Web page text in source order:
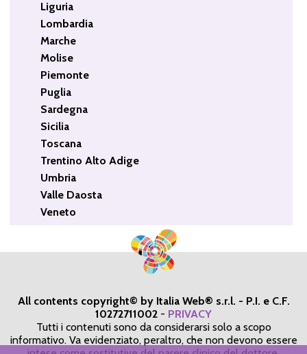
Liguria
Lombardia
Marche
Molise
Piemonte
Puglia
Sardegna
Sicilia
Toscana
Trentino Alto Adige
Umbria
Valle Daosta
Veneto
All contents copyright© by Italia Web® s.r.l. - P.I. e C.F.
10272711002 - PRIVACY
Tutti i contenuti sono da considerarsi solo a scopo
informativo. Va evidenziato, peraltro, che non devono essere